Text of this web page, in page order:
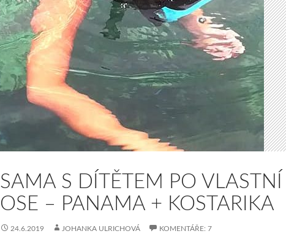
SAMA S DÍTĚTEM PO VLASTNÍ
OSE – PANAMA + KOSTARIKA
24.6.2019 JOHANKA ULRICHOVÁ KOMENTÁŘE: 7